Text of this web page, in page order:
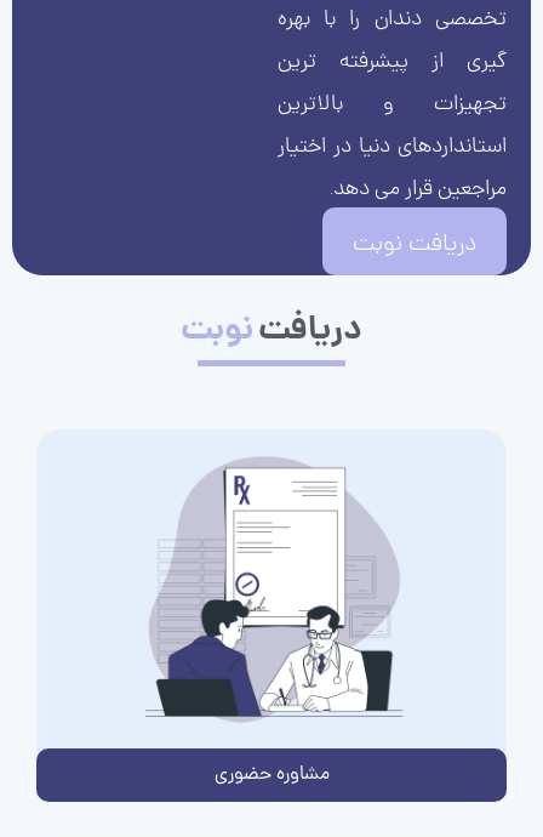
تخصصی دندان را با بهره
گیری از پیشرفته ترین
تجهیزات و بالاترین
استانداردهای دنیا در اختیار
مراجعین قرار می دهد.
دریافت نوبت
دریافتنوبت
مشاوره حضوری